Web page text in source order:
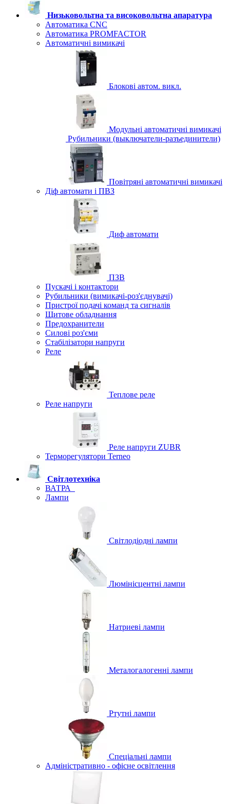
Низьковольтна та високовольтна апаратура
Автоматика CNC
Автоматика PROMFACTOR
Автоматичні вимикачі
Блокові автом. викл.
Модульні автоматичні вимикачі
Рубильники (выключатели-разъединители)
Повітряні автоматичні вимикачі
Діф автомати і ПВЗ
Диф автомати
ПЗВ
Пускачі і контактори
Рубильники (вимикачі-роз'єднувачі)
Пристрої подачі команд та сигналів
Щитове обладнання
Предохранители
Силові роз'єми
Стабілізатори напруги
Реле
Теплове реле
Реле напруги
Реле напруги ZUBR
Терморегулятори Terneo
Світлотехніка
ВАТРА
Лампи
Світлодіодні лампи
Люмінісцентні лампи
Натриеві лампи
Металогалогенні лампи
Ртутні лампи
Спеціальні лампи
Адміністративно - офісне освітлення